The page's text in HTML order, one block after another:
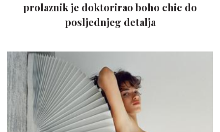
prolaznik je doktorirao boho chic do
posljednjeg detalja